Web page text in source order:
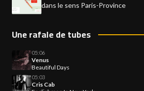
dans le sens Paris-Province
Une rafale de tubes
05:06
Venus
Beautiful Days
05:03
Cris Cab